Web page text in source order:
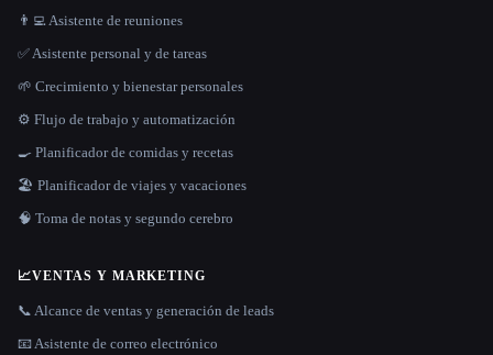
👨‍💻 Asistente de reuniones
✅ Asistente personal y de tareas
🌱 Crecimiento y bienestar personales
⚙️ Flujo de trabajo y automatización
🍳 Planificador de comidas y recetas
🏖 Planificador de viajes y vacaciones
🧠 Toma de notas y segundo cerebro
📈VENTAS Y MARKETING
📞 Alcance de ventas y generación de leads
📧 Asistente de correo electrónico